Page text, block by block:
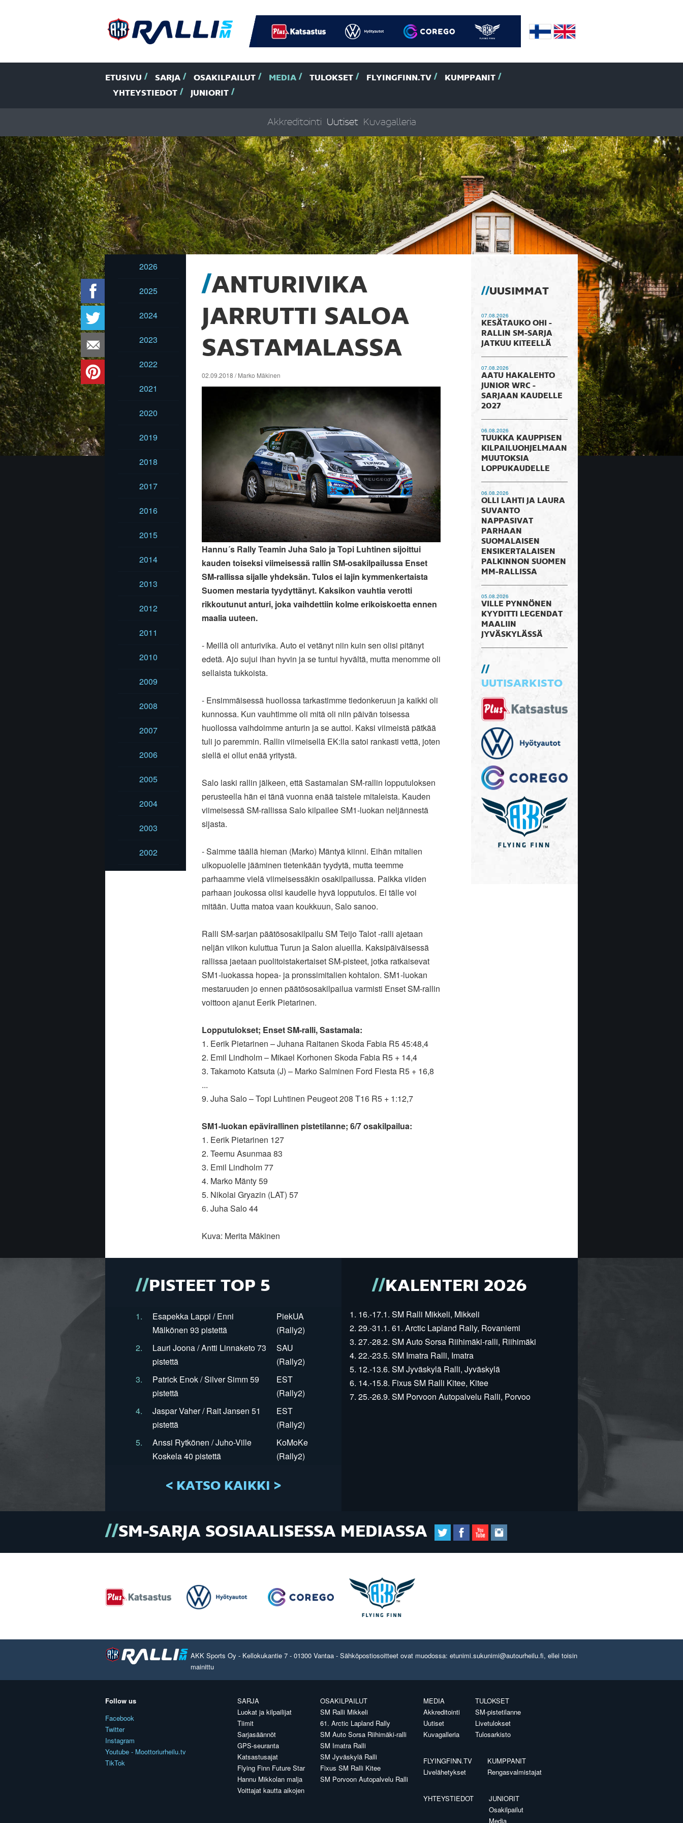
ETUSIVU SARJA OSAKILPAILUT MEDIA TULOKSET FLYINGFINN.TV
KUMPPANIT
YHTEYSTIEDOT
JUNIORIT
Akkreditointi Uutiset Kuvagalleria
2026
2025
2024
2023
2022
2021
2020
2019
2018
2017
2016
2015
2014
2013
2012
2011
2010
2009
2008
2007
2006
2005
2004
2003
2002
ANTURIVIKA
JARRUTTI SALOA
SASTAMALASSA
02.09.2018 / Marko Mäkinen
Hannu´s Rally Teamin Juha Salo ja Topi Luhtinen sijoittui
kauden toiseksi viimeisessä rallin SM-osakilpailussa Enset
SM-rallissa sijalle yhdeksän. Tulos ei lajin kymmenkertaista
Suomen mestaria tyydyttänyt. Kaksikon vauhtia verotti
rikkoutunut anturi, joka vaihdettiin kolme erikoiskoetta ennen
maalia uuteen.
- Meillä oli anturivika. Auto ei vetänyt niin kuin sen olisi pitänyt
edetä. Ajo sujui ihan hyvin ja se tuntui hyvältä, mutta menomme oli
sellaista tukkoista.
- Ensimmäisessä huollossa tarkastimme tiedonkeruun ja kaikki oli
kunnossa. Kun vauhtimme oli mitä oli niin päivän toisessa
huollossa vaihdoimme anturin ja se auttoi. Kaksi viimeistä pätkää
tuli jo paremmin. Rallin viimeisellä EK:lla satoi rankasti vettä, joten
siellä ei ollut enää yritystä.
Salo laski rallin jälkeen, että Sastamalan SM-rallin lopputuloksen
perusteella hän ei tänä vuonna enää taistele mitaleista. Kauden
viimeisessä SM-rallissa Salo kilpailee SM1-luokan neljännestä
sijasta.
- Saimme täällä hieman (Marko) Mäntyä kiinni. Eihän mitalien
ulkopuolelle jääminen tietenkään tyydytä, mutta teemme
parhaamme vielä viimeisessäkin osakilpailussa. Paikka viiden
parhaan joukossa olisi kaudelle hyvä lopputulos. Ei tälle voi
mitään. Uutta matoa vaan koukkuun, Salo sanoo.
Ralli SM-sarjan päätösosakilpailu SM Teijo Talot -ralli ajetaan
neljän viikon kuluttua Turun ja Salon alueilla. Kaksipäiväisessä
rallissa jaetaan puolitoistakertaiset SM-pisteet, jotka ratkaisevat
SM1-luokassa hopea- ja pronssimitalien kohtalon. SM1-luokan
mestaruuden jo ennen päätösosakilpailua varmisti Enset SM-rallin
voittoon ajanut Eerik Pietarinen.
Lopputulokset; Enset SM-ralli, Sastamala:
1. Eerik Pietarinen – Juhana Raitanen Skoda Fabia R5 45:48,4
2. Emil Lindholm – Mikael Korhonen Skoda Fabia R5 + 14,4
3. Takamoto Katsuta (J) – Marko Salminen Ford Fiesta R5 + 16,8
...
9. Juha Salo – Topi Luhtinen Peugeot 208 T16 R5 + 1:12,7
SM1-luokan epävirallinen pistetilanne; 6/7 osakilpailua:
1. Eerik Pietarinen 127
2. Teemu Asunmaa 83
3. Emil Lindholm 77
4. Marko Mänty 59
5. Nikolai Gryazin (LAT) 57
6. Juha Salo 44
Kuva: Merita Mäkinen
UUSIMMAT
07.08.2026
KESÄTAUKO OHI -
RALLIN SM-SARJA
JATKUU KITEELLÄ
07.08.2026
AATU HAKALEHTO
JUNIOR WRC -
SARJAAN KAUDELLE
2027
06.08.2026
TUUKKA KAUPPISEN
KILPAILUOHJELMAAN
MUUTOKSIA
LOPPUKAUDELLE
06.08.2026
OLLI LAHTI JA LAURA
SUVANTO
NAPPASIVAT
PARHAAN
SUOMALAISEN
ENSIKERTALAISEN
PALKINNON SUOMEN
MM-RALLISSA
05.08.2026
VILLE PYNNÖNEN
KYYDITTI LEGENDAT
MAALIIN
JYVÄSKYLÄSSÄ
UUTISARKISTO
PISTEET TOP 5
1.
Esapekka Lappi / Enni
Mälkönen 93 pistettä
PiekUA
(Rally2)
2.
Lauri Joona / Antti Linnaketo 73
pistettä
SAU
(Rally2)
3.
Patrick Enok / Silver Simm 59
pistettä
EST
(Rally2)
4.
Jaspar Vaher / Rait Jansen 51
pistettä
EST
(Rally2)
5.
Anssi Rytkönen / Juho-Ville
Koskela 40 pistettä
KoMoKe
(Rally2)
< KATSO KAIKKI >
KALENTERI 2026
1. 16.-17.1. SM Ralli Mikkeli, Mikkeli
2. 29.-31.1. 61. Arctic Lapland Rally, Rovaniemi
3. 27.-28.2. SM Auto Sorsa Riihimäki-ralli, Riihimäki
4. 22.-23.5. SM Imatra Ralli, Imatra
5. 12.-13.6. SM Jyväskylä Ralli, Jyväskylä
6. 14.-15.8. Fixus SM Ralli Kitee, Kitee
7. 25.-26.9. SM Porvoon Autopalvelu Ralli, Porvoo
SM-SARJA SOSIAALISESSA MEDIASSA
AKK Sports Oy - Kellokukantie 7 - 01300 Vantaa - Sähköpostiosoitteet ovat muodossa: etunimi.sukunimi@autourheilu.fi, ellei toisin
mainittu
Follow us
Facebook
Twitter
Instagram
Youtube - Moottoriurheilu.tv
TikTok
SARJA
Luokat ja kilpailijat
Tiimit
Sarjasäännöt
GPS-seuranta
Katsastusajat
Flying Finn Future Star
Hannu Mikkolan malja
Voittajat kautta aikojen
OSAKILPAILUT
SM Ralli Mikkeli
61. Arctic Lapland Rally
SM Auto Sorsa Riihimäki-ralli
SM Imatra Ralli
SM Jyväskylä Ralli
Fixus SM Ralli Kitee
SM Porvoon Autopalvelu Ralli
MEDIA
Akkreditointi
Uutiset
Kuvagalleria
TULOKSET
SM-pistetilanne
Livetulokset
Tulosarkisto
FLYINGFINN.TV
Livelähetykset
KUMPPANIT
Rengasvalmistajat
YHTEYSTIEDOT
JUNIORIT
Osakilpailut
Media